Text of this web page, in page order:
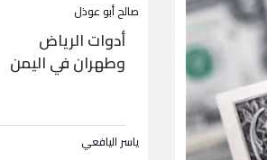
صالح أبو عوذل
أدوات الرياض
وطهران في اليمن
ياسر اليافعي